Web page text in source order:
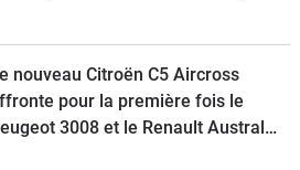
nouveau Citroën C5 Aircross
pour la première fois le
3008 et le Renault Austral